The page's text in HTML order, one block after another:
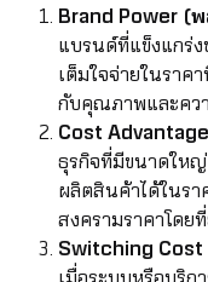
Brand Power (
แบรนด์ที่แข็งแกร่ง
เต็มใจจ่ายในรา
กับคุณภาพและคว
Cost
ธุรกิจที่มีขนาดให
ผลิตสินค้าได้ในรา
สงครามราคาโดย
Switching Cost